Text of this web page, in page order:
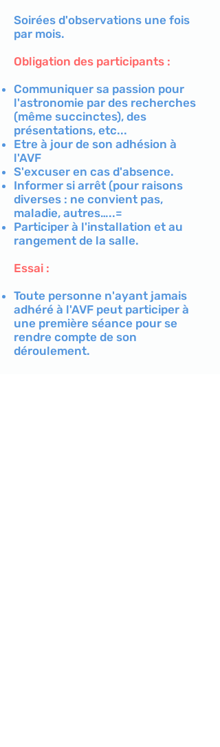
Soirées d'observations une fois
par mois.
Obligation des participants :
​Communiquer sa passion pour
l'astronomie par des recherches
(même succinctes), des
présentations, etc...
Etre à jour de son adhésion à
l'AVF
S'excuser en cas d'absence.
Informer si arrêt (pour raisons
diverses : ne convient pas,
maladie, autres…..=
Participer à l'installation et au
rangement de la salle.
Essai :
Toute personne n'ayant jamais
adhéré à l'AVF peut participer à
une première séance pour se
rendre compte de son
déroulement.